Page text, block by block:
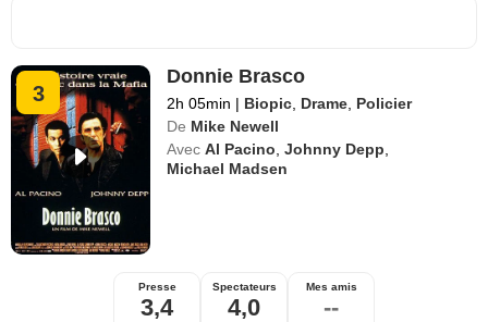
3
Donnie Brasco
2h 05min | Biopic Drame Policier
De Mike Newell
Avec Al Pacino ,Johnny Depp
Michael Madsen
Presse
3,4
Spectateurs
4,0
Mes amis
--